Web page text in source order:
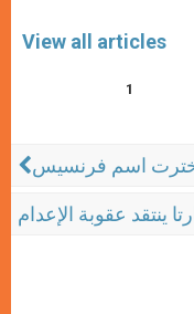
View all articles
1
اخترت اسم فرنسيس
ينتقد عقوبة الإعدام